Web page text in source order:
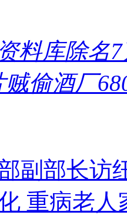
料库除名
偷酒厂
副部长访
重病老